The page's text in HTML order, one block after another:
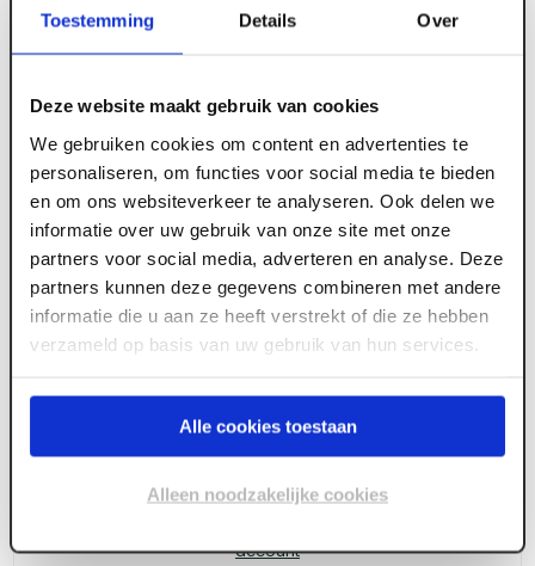
Toestemming Details Over
Deze website maakt gebruik van cookies
We gebruiken cookies om content en advertenties te
personaliseren, om functies voor social media te bieden
en om ons websiteverkeer te analyseren. Ook delen we
informatie over uw gebruik van onze site met onze
partners voor social media, adverteren en analyse. Deze
partners kunnen deze gegevens combineren met andere
informatie die u aan ze heeft verstrekt of die ze hebben
verzameld op basis van uw gebruik van hun services.
Alle cookies toestaan
Alleen noodzakelijke cookies
ART005665
Super Prof Spachtelbak 300x70mm met
afgeronde bodemhoeken RVS
Meld je aan of maak een account aan om toegang
te krijgen tot de prijzen.
Log in voor prijzen
account